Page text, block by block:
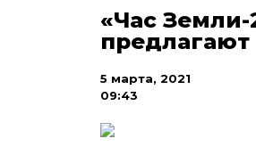
«Час
предлагают
5 марта, 2021
09:43